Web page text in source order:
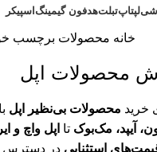
لپتاپتبلتهدفون گیمینگاسپیکر
خانه محصولات برچسب
محصولات اپل
خرید محصولات بی‌نظیر اپل
آیپد، مک‌بوک تا اپل واچ و
استثنایی در دسترس